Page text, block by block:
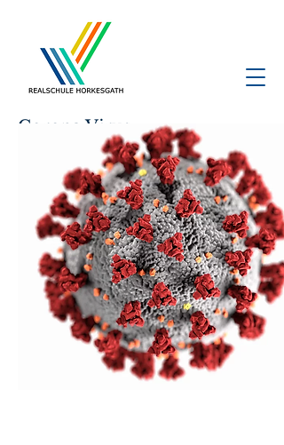
Corona Virus